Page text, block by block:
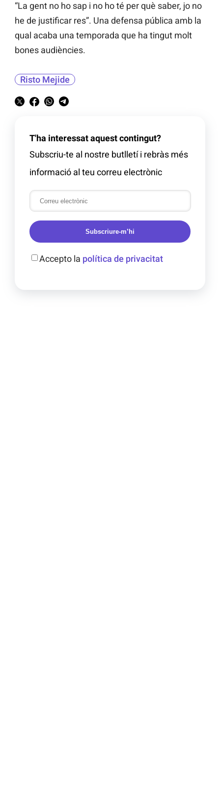
“La gent no ho sap i no ho té per què saber, jo no
he de justificar res”. Una defensa pública amb la
qual acaba una temporada que ha tingut molt
bones audiències.
Risto Mejide
T'ha interessat aquest contingut?
Subscriu-te al nostre butlletí i rebràs més
informació al teu correu electrònic
Subscriure-m’hi
Accepto la política de privacitat